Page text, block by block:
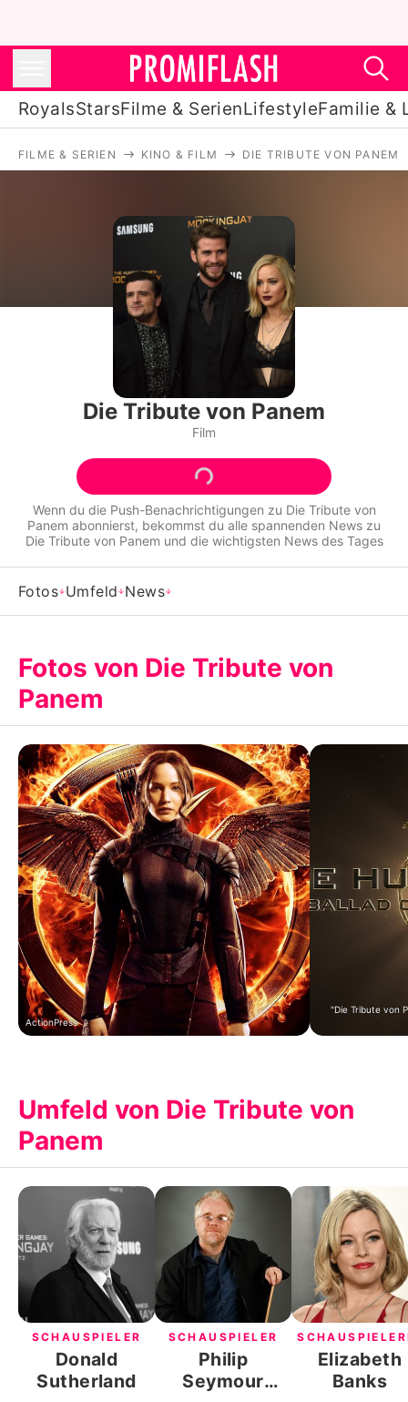
RoyalsStarsFilme & SerienLifestyleFamilie &
Filme & Serien
Lifestyle
Familie & Liebe
Promiflash Exklusiv
Alle Themen auf Promiflash
Jobs
App runterladen
Team
Impressum
Datenschutzerklärung
Utiq verwalten
FILME & SERIEN KINO & FILM DIE TRIBUTE VON PANEM
Die Tribute von Panem
Film
Wenn du die Push-Benachrichtigungen zu Die Tribute von
Panem abonnierst, bekommst du alle spannenden News zu
Die Tribute von Panem und die wichtigsten News des Tages
Fotos Umfeld News
Fotos von Die Tribute von
Panem
ActionPress
"Die Tribute von
Umfeld von Die Tribute von
Panem
SCHAUSPIELER
Donald
Sutherland
SCHAUSPIELER
Philip
Seymour
Elizabeth
Banks